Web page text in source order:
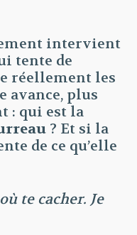
intervient
tente de
réellement les
avance, plus
: qui est la
? Et si la
de ce qu’elle
te cacher. Je